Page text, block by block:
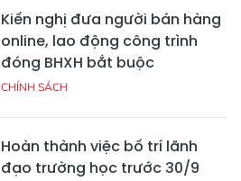
Kiến nghị đưa người bán hàng
online, lao động công trình
đóng BHXH bắt buộc
CHÍNH SÁCH
Hoàn thành việc bố trí lãnh
đạo trường học trước 30/9